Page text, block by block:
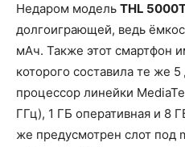
Недаром модель THL
долгоиграющей, ведь
мАч. Также этот смартфон
которого составила те же
процессор линейки
ГГц), 1 ГБ оперативная и 8
же предусмотрен слот под